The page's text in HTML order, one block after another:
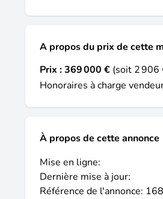
A propos du prix de cette
Prix :369 000 € (soit 2 906
Honoraires à charge
À propos de cette annonce
Mise en ligne:
Dernière mise à jour:
Référence de l'annonce: